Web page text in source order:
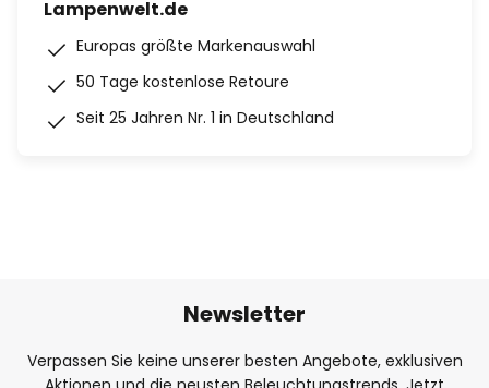
Lampenwelt.de
Europas größte Markenauswahl
50 Tage kostenlose Retoure
Seit 25 Jahren Nr. 1 in Deutschland
Newsletter
Verpassen Sie keine unserer besten Angebote, exklusiven